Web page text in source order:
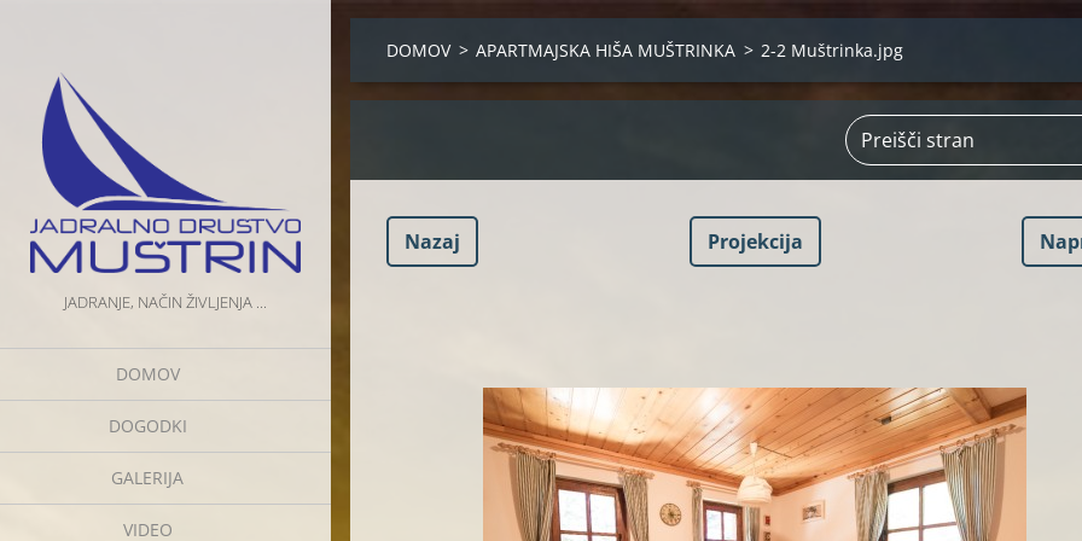
JADRANJE, NAČIN ŽIVLJENJA ...
DOMOV
DOGODKI
GALERIJA
VIDEO
DOMOV > APARTMAJSKA HIŠA MUŠTRINKA > 2-2 Muštrinka.jpg
Nazaj Projekcija